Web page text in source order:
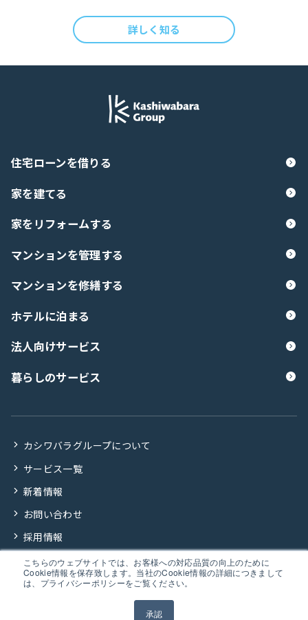
こちらのウェブサイトでは、お客様への対応品質の向上のために
Cookie情報を保存致します。当社のCookie情報の詳細につきまして
は、プライバシーポリシーをご覧ください。
承認
詳しく知る
住宅ローンを借りる
家を建てる
家をリフォームする
マンションを管理する
マンションを修繕する
ホテルに泊まる
法人向けサービス
暮らしのサービス
カシワバラグループについて
サービス一覧
新着情報
お問い合わせ
採用情報
プライバシーポリシー
Copyright © Kashiwabara Group all rights reserved.